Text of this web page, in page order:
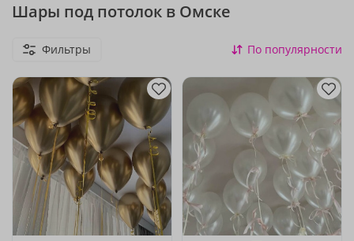
Шары под потолок в Омске
Фильтры По популярности